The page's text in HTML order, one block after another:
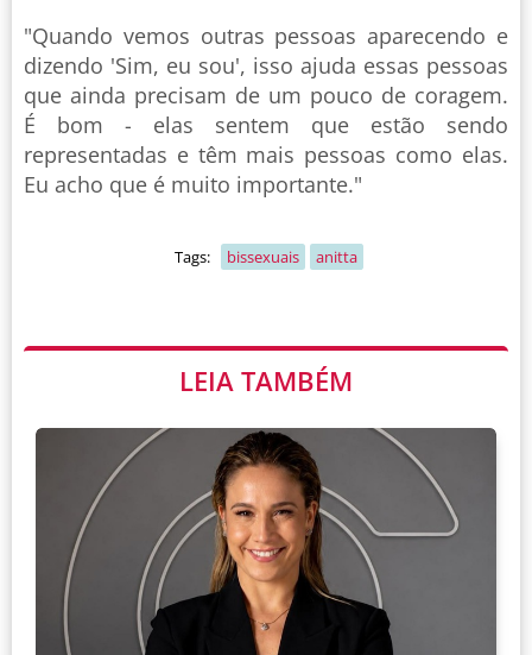
"Quando vemos outras pessoas aparecendo e
dizendo 'Sim, eu sou', isso ajuda essas pessoas
que ainda precisam de um pouco de coragem.
É bom - elas sentem que estão sendo
representadas e têm mais pessoas como elas.
Eu acho que é muito importante."
Tags: bissexuais anitta
LEIA TAMBÉM